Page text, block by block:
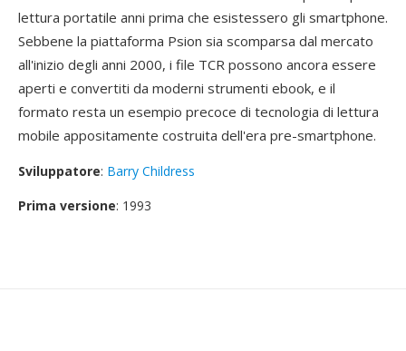
lettura portatile anni prima che esistessero gli smartphone.
Sebbene la piattaforma Psion sia scomparsa dal mercato
all'inizio degli anni 2000, i file TCR possono ancora essere
aperti e convertiti da moderni strumenti ebook, e il
formato resta un esempio precoce di tecnologia di lettura
mobile appositamente costruita dell'era pre-smartphone.
Sviluppatore: Barry Childress
Prima versione: 1993